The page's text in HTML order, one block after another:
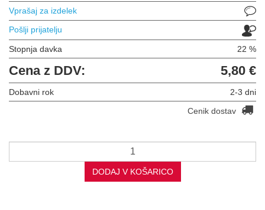
Vprašaj za izdelek
Pošlji prijatelju
Stopnja davka 22 %
Cena z DDV: 5,80 €
Dobavni rok
2-3 dni
Cenik dostav
DODAJ V KOŠARICO